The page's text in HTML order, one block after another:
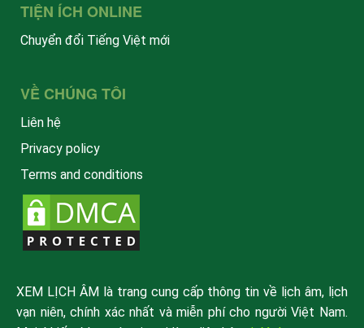
TIỆN ÍCH ONLINE
Chuyển đổi Tiếng Việt mới
VỀ CHÚNG TÔI
Liên hệ
Privacy policy
Terms and conditions
XEM LỊCH ÂM là trang cung cấp thông tin về lịch âm, lịch
vạn niên, chính xác nhất và miễn phí cho người Việt Nam.